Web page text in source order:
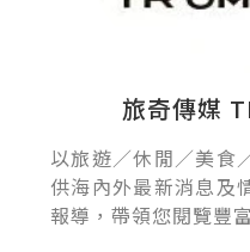
旅奇傳媒
以旅遊／休閒／美食
供海內外最新消息及
報導，帶領您閱覽豐